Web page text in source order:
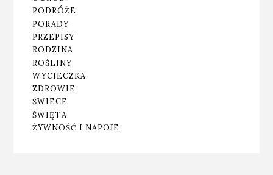
PODRÓŻE
PORADY
PRZEPISY
RODZINA
ROŚLINY
WYCIECZKA
ZDROWIE
ŚWIECE
ŚWIĘTA
ŻYWNOŚĆ I NAPOJE